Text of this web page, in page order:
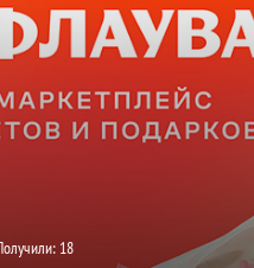
18